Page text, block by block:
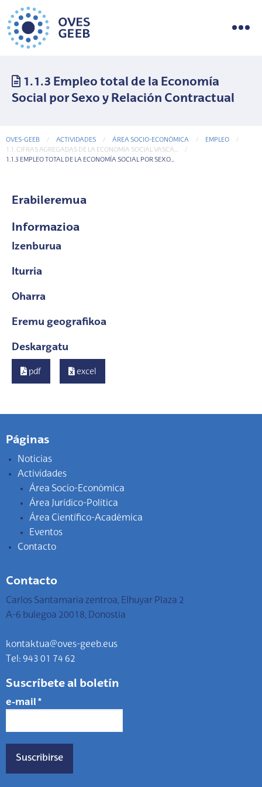
1.1.3 Empleo total de la Economía
Social por Sexo y Relación Contractual
OVES-GEEB ACTIVIDADES ÁREA SOCIO-ECONÓMICA
EMPLEO
1.1. CIFRAS AGREGADAS DE LA ECONOMÍA SOCIAL VASCA...
CURRENT-PAGE
1.1.3 EMPLEO TOTAL DE LA ECONOMÍA SOCIAL POR SEXO...
Erabileremua
Informazioa
Izenburua
Iturria
Oharra
Eremu geografikoa
Deskargatu
pdf excel
Páginas
Noticias
Actividades
Área Socio-Económica
Área Jurídico-Política
Área Científico-Académica
Eventos
Contacto
Contacto
Carlos Santamaria zentroa, Elhuyar Plaza 2
A-6 bulegoa 20018, Donostia
kontaktua@oves-geeb.eus
Tel: 943 01 74 62
Suscríbete al boletín
e-mail *